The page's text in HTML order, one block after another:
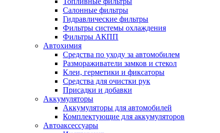
Салонные фильтры
Гидравлические фильтры
Фильтры системы охлаждения
Фильтры АКПП
Автохимия
Средства по уходу за автомобилем
Размораживатели замков и стекол
Клеи, герметики и фиксаторы
Средства для очистки рук
Присадки и добавки
Аккумуляторы
Аккумуляторы для автомобилей
Комплектующие для аккумуляторов
Автоаксессуары